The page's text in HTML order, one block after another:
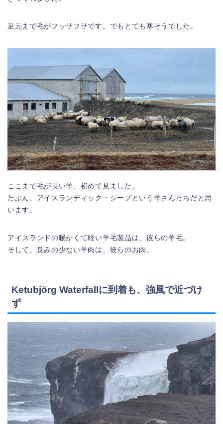
足元まで毛がフッサフサです。でもとても寒そうでした。
ここまで毛が長い羊、初めて見ました。
たぶん、アイスランディック・シープという羊さんたちだと思
います。
アイスランドの暖かくて軽い羊毛製品は、彼らの羊毛。
そして、臭みの少ない羊肉は、彼らのお肉。
Ketubjörg Waterfallに到着も、強風で近づけ
ず